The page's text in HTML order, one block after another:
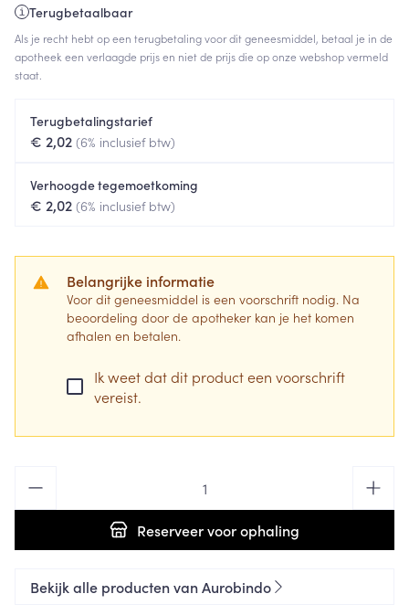
Terugbetaalbaar
Als je recht hebt op een terugbetaling voor dit geneesmiddel, betaal je in de
apotheek een verlaagde prijs en niet de prijs die op onze webshop vermeld
staat.
Terugbetalingstarief
€ 2,02 (6% inclusief btw)
Verhoogde tegemoetkoming
€ 2,02 (6% inclusief btw)
Belangrijke informatie
Voor dit geneesmiddel is een voorschrift nodig. Na
beoordeling door de apotheker kan je het komen
afhalen en betalen.
Ik weet dat dit product een voorschrift
vereist.
Reserveervoor ophaling
Bekijk alle producten van Aurobindo